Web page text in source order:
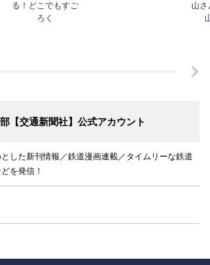
る！どこでもすご
ろく
山さ
【交通新聞社】公式アカウント
とした新刊情報／鉄道漫画連載／タイムリーな鉄道
を発信！